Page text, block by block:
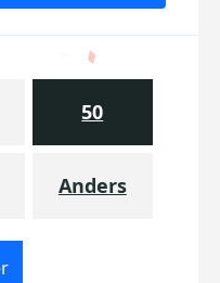
50
Anders